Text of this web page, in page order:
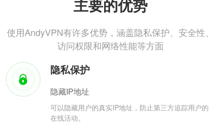
主要的优势
使用AndyVPN有许多优势，涵盖隐私保护、安全性、
访问权限和网络性能等方面
隐私保护
隐藏IP地址
可以隐藏用户的真实IP地址，防止第三方追踪用户的
在线活动。